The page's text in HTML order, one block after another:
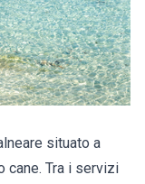
situato a
cane. Tra i servizi